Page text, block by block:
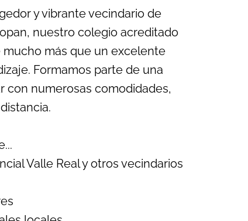
y vibrante vecindario de
nuestro colegio acreditado
mucho más que un excelente
Formamos parte de una
con numerosas comodidades,
Valle Real y otros vecindarios